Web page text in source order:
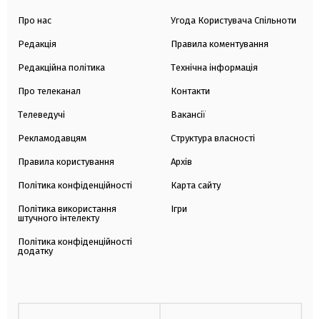
Про нас
Редакція
Редакційна політика
Про телеканал
Телеведучі
Рекламодавцям
Правила користування
Політика конфіденційності
Політика використання
штучного інтелекту
Політика конфіденційності
додатку
Угода Користувача Спільноти
Правила коментування
Технічна інформація
Контакти
Вакансії
Структура власності
Архів
Карта сайту
Ігри